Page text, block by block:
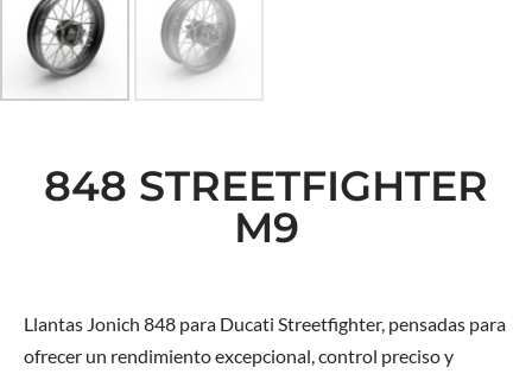
848 STREETFIGHTER
M9
Llantas Jonich 848 para Ducati Streetfighter, pensadas para
ofrecer un rendimiento excepcional, control preciso y